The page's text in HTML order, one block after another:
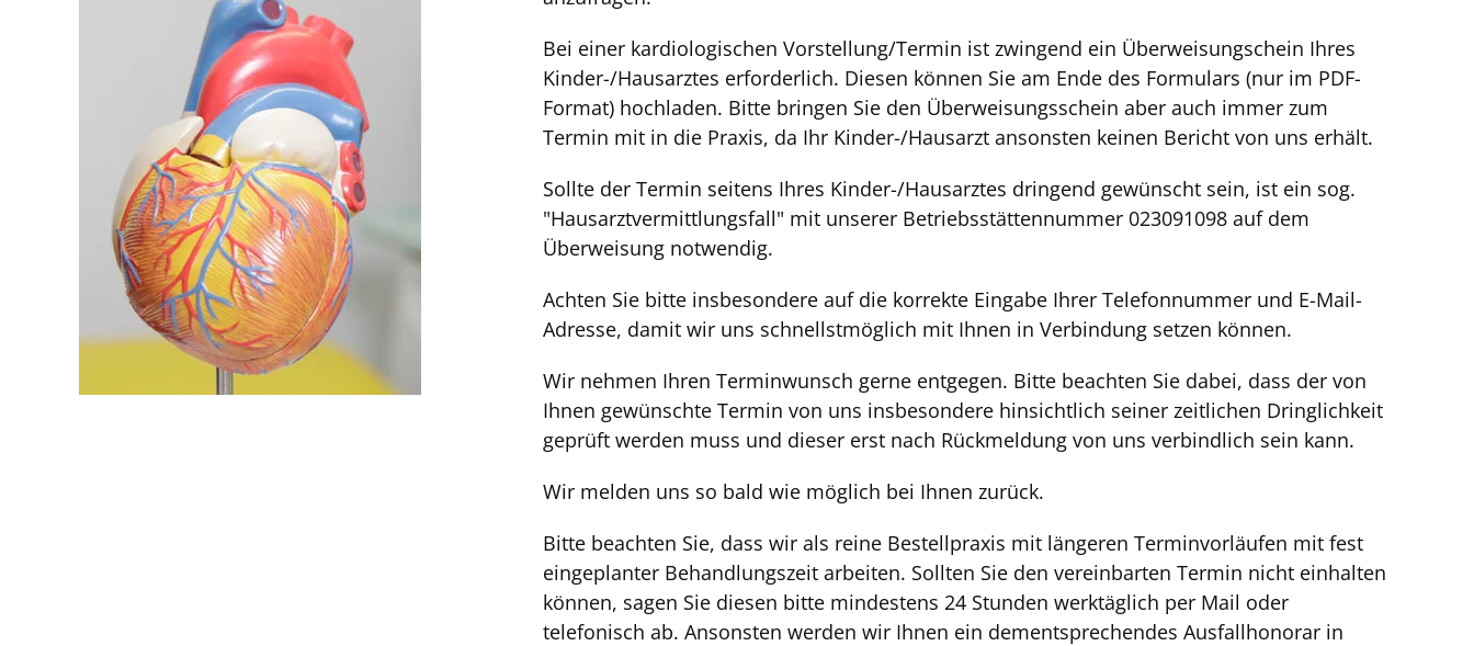
Bei einer kardiologischen Vorstellung/Termin ist zwingend ein Überweisungschein Ihres
Kinder-/Hausarztes erforderlich. Diesen können Sie am Ende des Formulars (nur im PDF-
Format) hochladen. Bitte bringen Sie den Überweisungsschein aber auch immer zum
Termin mit in die Praxis, da Ihr Kinder-/Hausarzt ansonsten keinen Bericht von uns erhält.
Sollte der Termin seitens Ihres Kinder-/Hausarztes dringend gewünscht sein, ist ein sog.
"Hausarztvermittlungsfall" mit unserer Betriebsstättennummer 023091098 auf dem
Überweisung notwendig.
Achten Sie bitte insbesondere auf die korrekte Eingabe Ihrer Telefonnummer und E-Mail-
Adresse, damit wir uns schnellstmöglich mit Ihnen in Verbindung setzen können.
Wir nehmen Ihren Terminwunsch gerne entgegen. Bitte beachten Sie dabei, dass der von
Ihnen gewünschte Termin von uns insbesondere hinsichtlich seiner zeitlichen Dringlichkeit
geprüft werden muss und dieser erst nach Rückmeldung von uns verbindlich sein kann.
Wir melden uns so bald wie möglich bei Ihnen zurück.
Bitte beachten Sie, dass wir als reine Bestellpraxis mit längeren Terminvorläufen mit fest
eingeplanter Behandlungszeit arbeiten. Sollten Sie den vereinbarten Termin nicht einhalten
können, sagen Sie diesen bitte mindestens 24 Stunden werktäglich per Mail oder
telefonisch ab. Ansonsten werden wir Ihnen ein dementsprechendes Ausfallhonorar in